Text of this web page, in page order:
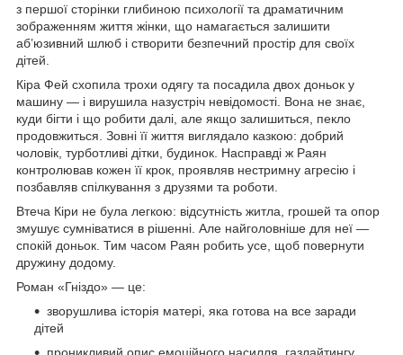
з першої сторінки глибиною психології та драматичним
зображенням життя жінки, що намагається залишити
аб’юзивний шлюб і створити безпечний простір для своїх
дітей.
Кіра Фей схопила трохи одягу та посадила двох доньок у
машину — і вирушила назустріч невідомості. Вона не знає,
куди бігти і що робити далі, але якщо залишиться, пекло
продовжиться. Зовні її життя виглядало казкою: добрий
чоловік, турботливі дітки, будинок. Насправді ж Раян
контролював кожен її крок, проявляв нестримну агресію і
позбавляв спілкування з друзями та роботи.
Втеча Кіри не була легкою: відсутність житла, грошей та опор
змушує сумніватися в рішенні. Але найголовніше для неї —
спокій доньок. Тим часом Раян робить усе, щоб повернути
дружину додому.
Роман «Гніздо» — це:
зворушлива історія матері, яка готова на все заради
дітей
проникливий опис емоційного насилля, газлайтингу